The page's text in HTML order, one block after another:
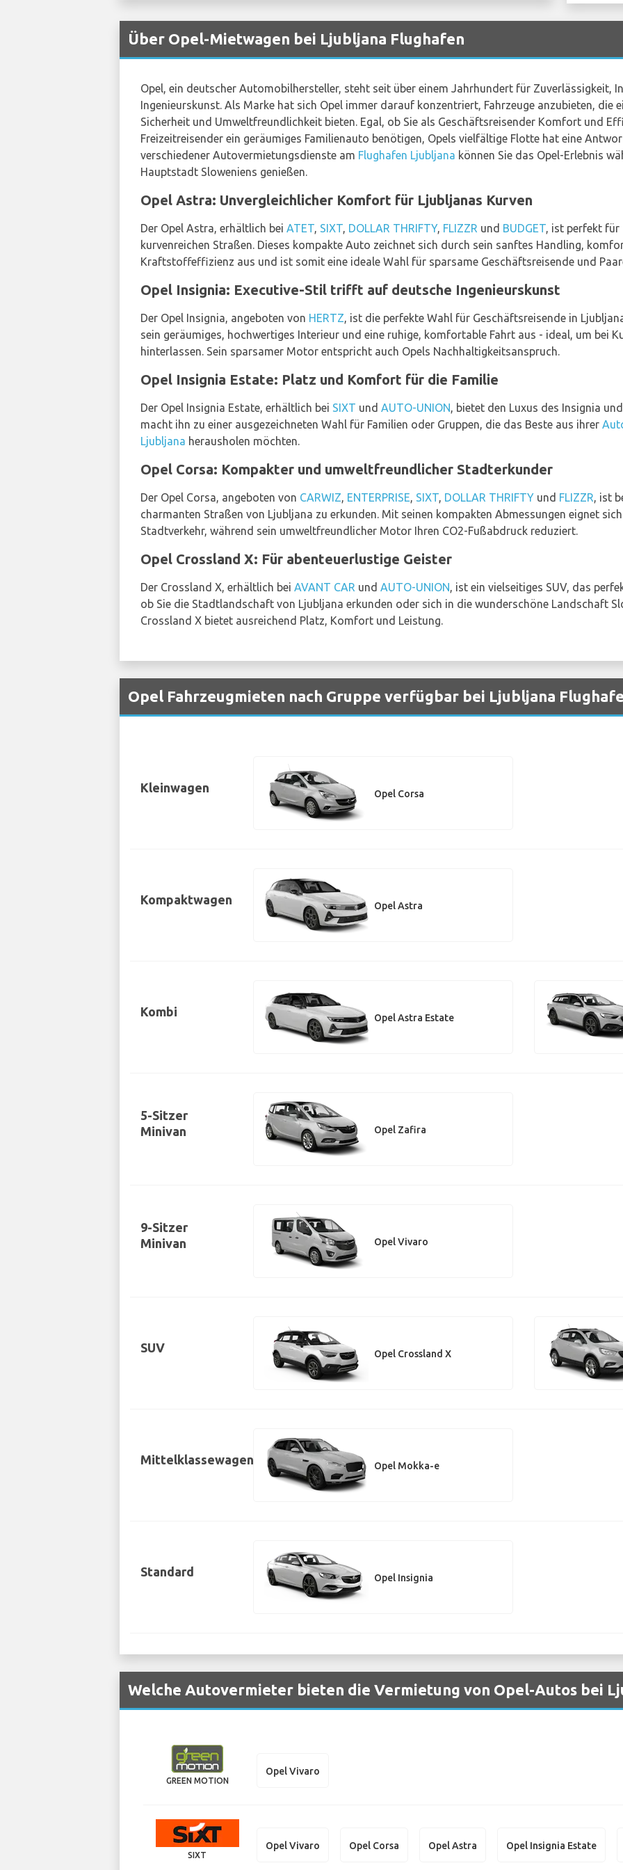
Über Opel-Mietwagen bei Ljubljana Flughafen
Opel, ein deutscher Automobilhersteller, steht seit über einem Jahrhundert für Zuverlässigkeit,
Ingenieurskunst. Als Marke hat sich Opel immer darauf konzentriert, Fahrzeuge anzubieten, die
Sicherheit und Umweltfreundlichkeit bieten. Egal, ob Sie als Geschäftsreisender Komfort und
Freizeitreisender ein geräumiges Familienauto benötigen, Opels vielfältige Flotte hat eine
verschiedener Autovermietungsdienste am Flughafen Ljubljana können Sie das Opel-Erlebnis
Hauptstadt Sloweniens genießen.
Opel Astra: Unvergleichlicher Komfort für Ljubljanas Kurven
Der Opel Astra, erhältlich bei ATET, SIXT, DOLLAR THRIFTY, FLIZZR und BUDGET, ist perfekt für
kurvenreichen Straßen. Dieses kompakte Auto zeichnet sich durch sein sanftes Handling,
Kraftstoffeffizienz aus und ist somit eine ideale Wahl für sparsame Geschäftsreisende und
Opel Insignia: Executive-Stil trifft auf deutsche Ingenieurskunst
Der Opel Insignia, angeboten von HERTZ, ist die perfekte Wahl für Geschäftsreisende in
sein geräumiges, hochwertiges Interieur und eine ruhige, komfortable Fahrt aus - ideal, um bei
hinterlassen. Sein sparsamer Motor entspricht auch Opels Nachhaltigkeitsanspruch.
Opel Insignia Estate: Platz und Komfort für die Familie
Der Opel Insignia Estate, erhältlich bei SIXT und AUTO-UNION, bietet den Luxus des Insignia
macht ihn zu einer ausgezeichneten Wahl für Familien oder Gruppen, die das Beste aus ihrer
Ljubljana herausholen möchten.
Opel Corsa: Kompakter und umweltfreundlicher Stadterkunder
Der Opel Corsa, angeboten von CARWIZ, ENTERPRISE, SIXT, DOLLAR THRIFTY und FLIZZR, ist
charmanten Straßen von Ljubljana zu erkunden. Mit seinen kompakten Abmessungen eignet
Stadtverkehr, während sein umweltfreundlicher Motor Ihren CO2-Fußabdruck reduziert.
Opel Crossland X: Für abenteuerlustige Geister
Der Crossland X, erhältlich bei AVANT CAR und AUTO-UNION, ist ein vielseitiges SUV, das
ob Sie die Stadtlandschaft von Ljubljana erkunden oder sich in die wunderschöne Landschaft
Crossland X bietet ausreichend Platz, Komfort und Leistung.
Opel Fahrzeugmieten nach Gruppe verfügbar bei Ljubljana
Kleinwagen Opel Corsa
Kompaktwagen Opel Astra
Kombi Opel Astra Estate
5-Sitzer
Minivan
Opel Zafira
9-Sitzer
Minivan
Opel Vivaro
SUV Opel Crossland X
Mittelklassewagen Opel Mokka-e
Standard Opel Insignia
Welche Autovermieter bieten die Vermietung von Opel-Autos bei
GREEN MOTION
Opel Vivaro
SIXT
Opel Vivaro Opel Corsa Opel Astra Opel Insignia Estate